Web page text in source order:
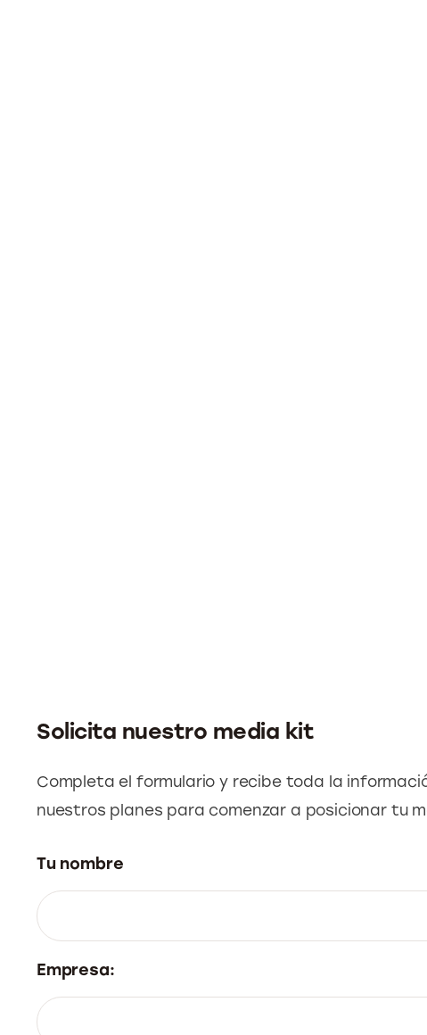
Solicita nuestro media kit
Completa el formulario y recibe toda la
nuestros planes para comenzar a posicionar tu
Tu nombre
Empresa: